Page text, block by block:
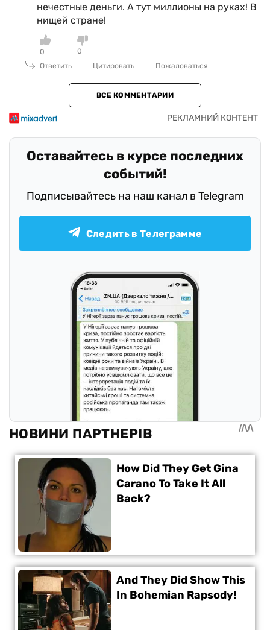
нечестные деньги. А тут миллионы на руках! В
нищей стране!
0
0
Ответить
Цитировать Пожаловаться
ВСЕ КОММЕНТАРИИ
Оставайтесь в курсе последних
событий!
Подписывайтесь на наш канал в Telegram
Следить в Телеграмме